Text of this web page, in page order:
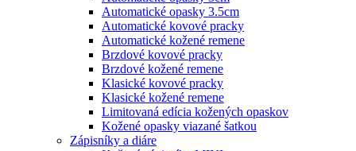
Automatické opasky 3.5cm
Automatické kovové pracky
Automatické kožené remene
Brzdové kovové pracky
Brzdové kožené remene
Klasické kovové pracky
Klasické kožené remene
Limitovaná edícia kožených opaskov
Kožené opasky viazané šatkou
Zápisníky a diáre